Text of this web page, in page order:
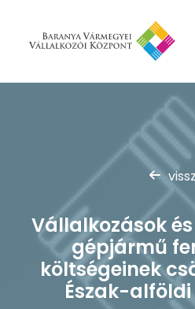
Rólunk
Hírek
Vállalkozások
gépjármű
költségeinek
Észak-